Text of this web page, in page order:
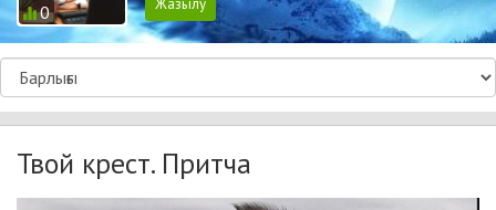
0
Твой крест. Притча